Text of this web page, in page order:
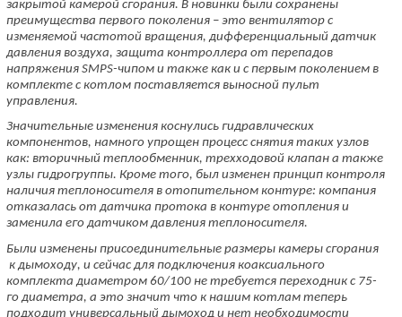
закрытой камерой сгорания. В новинки были сохранены
преимущества первого поколения – это вентилятор с
изменяемой частотой вращения, дифференциальный датчик
давления воздуха, защита контроллера от перепадов
напряжения SMPS-чипом и также как и с первым поколением в
комплекте с котлом поставляется выносной пульт
управления.
Значительные изменения коснулись гидравлических
компонентов, намного упрощен процесс снятия таких узлов
как: вторичный теплообменник, трехходовой клапан а также
узлы гидрогруппы. Кроме того, был изменен принцип контроля
наличия теплоносителя в отопительном контуре: компания
отказалась от датчика протока в контуре отопления и
заменила его датчиком давления теплоносителя.
Были изменены присоединительные размеры камеры сгорания
к дымоходу, и сейчас для подключения коаксиального
комплекта диаметром 60/100 не требуется переходник с 75-
го диаметра, а это значит что к нашим котлам теперь
подходит универсальный дымоход и нет необходимости